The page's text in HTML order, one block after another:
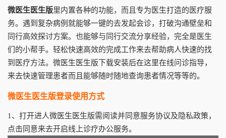
微医生医生版里内置各种的功能，而且专为医生打造的医疗服
务。遇到复杂病例就能够一键的去发起会诊，打破沟通壁垒和
同行高效探讨方案。也能够与同行交流分享经验，完全是医生
们的小帮手。轻松快速高效的完成工作来去帮助病人快速的找
到医疗方法。微医生医生版下载安装后在这里在线问诊指导，
来去快速管理患者而且能够随时随地查询患者情况等等的。
微医生医生版登录使用方式
1、打开进人微医生医生版需阅读并同意服务协议及隐私政策，
点击同意来去开启线上诊疗办公服务。